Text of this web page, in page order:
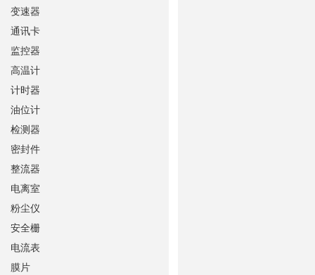
变速器
通讯卡
监控器
高温计
计时器
油位计
检测器
密封件
整流器
电离室
粉尘仪
安全栅
电流表
膜片